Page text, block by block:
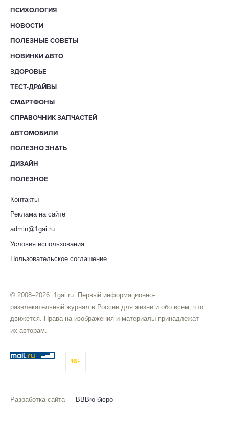
ПСИХОЛОГИЯ
НОВОСТИ
ПОЛЕЗНЫЕ СОВЕТЫ
НОВИНКИ АВТО
ЗДОРОВЬЕ
ТЕСТ-ДРАЙВЫ
СМАРТФОНЫ
СПРАВОЧНИК ЗАПЧАСТЕЙ
АВТОМОБИЛИ
ПОЛЕЗНО ЗНАТЬ
ДИЗАЙН
ПОЛЕЗНОЕ
Контакты
Реклама на сайте
admin@1gai.ru
Условия использования
Пользовательское соглашение
© 2008–2026. 1gai.ru. Первый информационно-
развлекательный журнал в России для жизни и обо всем, что
движется. Права на изображения и материалы принадлежат
их авторам.
16+
Разработка сайта — BBBro бюро